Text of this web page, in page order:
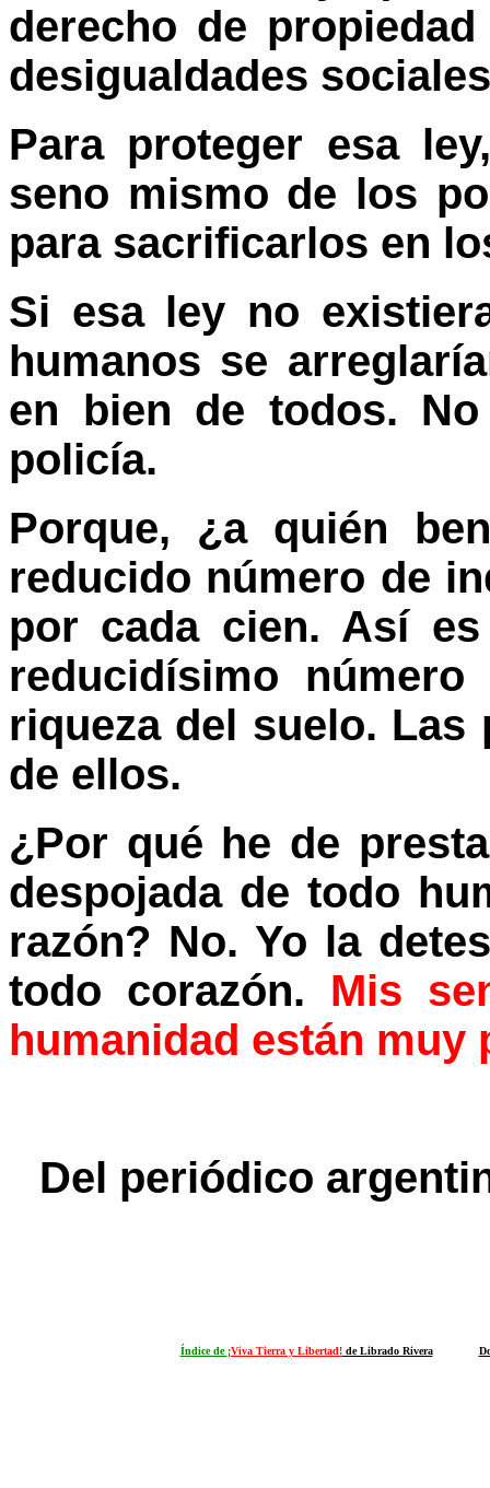
derecho de
desigualdades
Para proteger esa
seno mismo de los
para sacrificarlos en
Si esa ley no
humanos se
en bien de todos.
policía.
Porque, ¿a quién
reducido número de
por cada cien. Así
reducidísimo
riqueza del suelo.
de ellos.
¿Por qué he de
despojada de todo
razón? No. Yo la
todo corazón. Mis
humanidad están muy
Del periódico
Índice de ¡Viva Tierra y Libertad!de Librado Rivera